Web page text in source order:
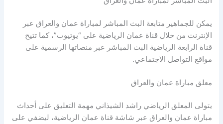
يمكن للجماهير متابعة البث المباشر لمباراة عمان والعراق عبر
الإنترنت من خلال قناة عمان الرياضية على “يوتيوب”، كما تتيح
قناة الرابعة الرياضية البث المباشر عبر منصاتها الرسمية على
مواقع التواصل الاجتماعي.
معلق مباراة عمان والعراق
يتولى المعلق الرياضي راشد الشيذاني مهمة التعليق على أحداث
مباراة عمان والعراق عبر شاشة قناة عمان الرياضية، ليضفي على